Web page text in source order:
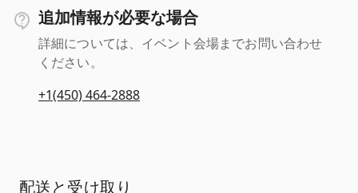
追加情報が必要な場合
詳細については、イベント会場までお問い合わせ
ください。
+1(450) 464-2888
配送と受け取り